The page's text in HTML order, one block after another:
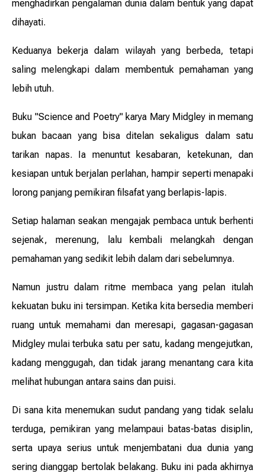
menghadirkan pengalaman dunia dalam bentuk yang dapat
dihayati.
Keduanya bekerja dalam wilayah yang berbeda, tetapi
saling melengkapi dalam membentuk pemahaman yang
lebih utuh.
Buku "Science and Poetry" karya Mary Midgley in memang
bukan bacaan yang bisa ditelan sekaligus dalam satu
tarikan napas. Ia menuntut kesabaran, ketekunan, dan
kesiapan untuk berjalan perlahan, hampir seperti menapaki
lorong panjang pemikiran filsafat yang berlapis-lapis.
Setiap halaman seakan mengajak pembaca untuk berhenti
sejenak, merenung, lalu kembali melangkah dengan
pemahaman yang sedikit lebih dalam dari sebelumnya.
Namun justru dalam ritme membaca yang pelan itulah
kekuatan buku ini tersimpan. Ketika kita bersedia memberi
ruang untuk memahami dan meresapi, gagasan-gagasan
Midgley mulai terbuka satu per satu, kadang mengejutkan,
kadang menggugah, dan tidak jarang menantang cara kita
melihat hubungan antara sains dan puisi.
Di sana kita menemukan sudut pandang yang tidak selalu
terduga, pemikiran yang melampaui batas-batas disiplin,
serta upaya serius untuk menjembatani dua dunia yang
sering dianggap bertolak belakang. Buku ini pada akhirnya